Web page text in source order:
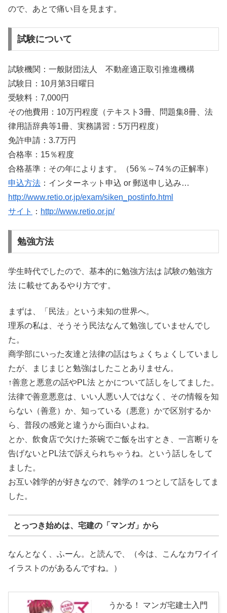
ので、あとで痛い目を見ます。
試験について
試験機関：一般財団法人 不動産適正取引推進機構
試験日：10月第3日曜日
受験料：7,000円
その他費用：10万円程度（テキスト3冊、問題集8冊、法
律用語辞典等1冊、実務講習：5万円程度）
免許申請：3.7万円
合格率：15％程度
合格基準：その年によります。（56％～74％の正解率）
申込方法 ：インターネット申込 or 郵送申し込み…
http://www.retio.or.jp/exam/siken_postinfo.html
サイト
： http://www.retio.or.jp/
勉強方法
学生時代でしたので、基本的に勉強方法は 試験の勉強方
法 に載せてあるやり方です。
まずは、「民法」という未知の世界へ。
理系の私は、そうそう民法なんて勉強していませんでし
た。
商学部にいった友達と法律の話はちょくちょくしていまし
たが、まじまじと勉強はしたことありません。
↑善意と悪意の話やPL法 とかについて話しをしてました。
法律で善意悪意は、いい人悪い人ではなく、その情報を知
らない（善意）か、知っている（悪意）かで区別するか
ら、普段の感覚と違うから面白いよね。
とか、飲食店で欠けた茶碗でご飯を出すとき、一言断りを
告げないとPL法で訴えられちゃうね。という話しをして
ました。
お互い雑学的が好きなので、雑学の１つとして話をしてま
した。
とっつき始めは、宅建の「マンガ」から
なんとなく、ふーん。と読んで、（今は、こんなカワイイ
イラストのがあるんですね。）
うかる！ マンガ宅建士入門